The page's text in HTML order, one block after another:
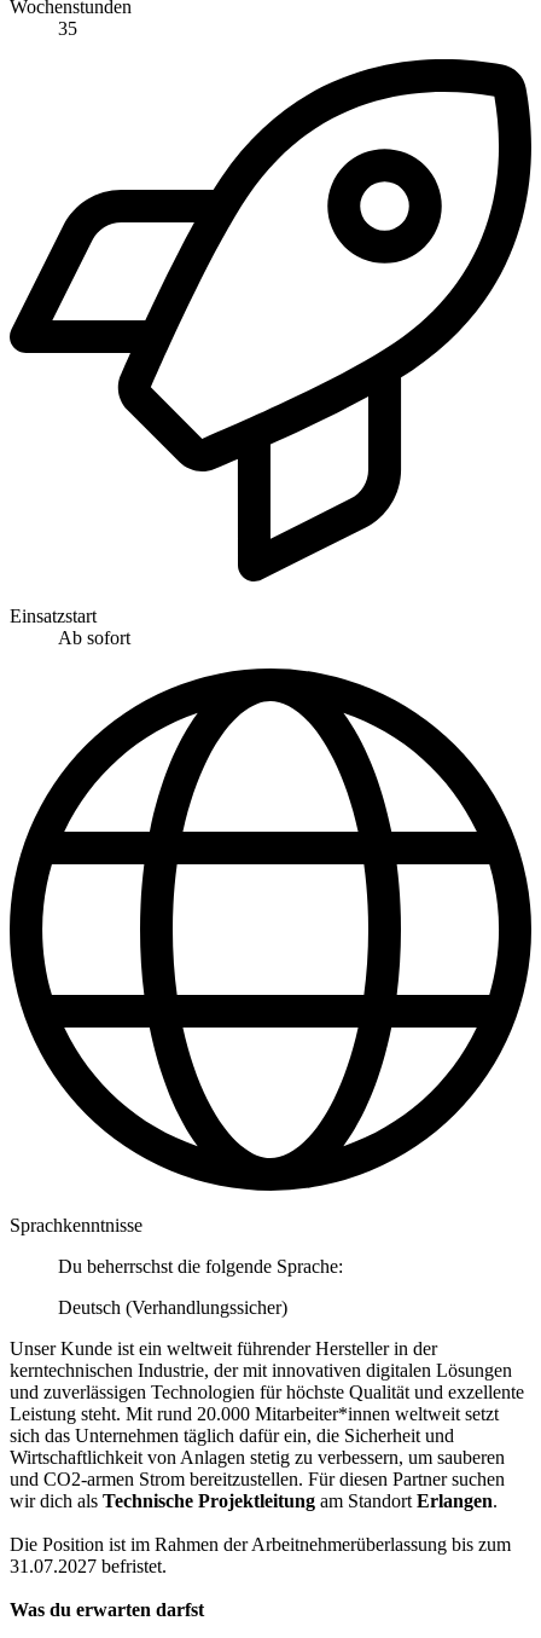
Wochenstunden
35
Einsatzstart
Ab sofort
Sprachkenntnisse
Du beherrschst die folgende Sprache:
Deutsch (Verhandlungssicher)
Unser Kunde ist ein weltweit führender Hersteller in der
kerntechnischen Industrie, der mit innovativen digitalen Lösungen
und zuverlässigen Technologien für höchste Qualität und exzellente
Leistung steht. Mit rund 20.000 Mitarbeiter*innen weltweit setzt
sich das Unternehmen täglich dafür ein, die Sicherheit und
Wirtschaftlichkeit von Anlagen stetig zu verbessern, um sauberen
und CO2-armen Strom bereitzustellen. Für diesen Partner suchen
wir dich als Technische Projektleitung am Standort Erlangen.
Die Position ist im Rahmen der Arbeitnehmerüberlassung bis zum
31.07.2027 befristet.
Was du erwarten darfst